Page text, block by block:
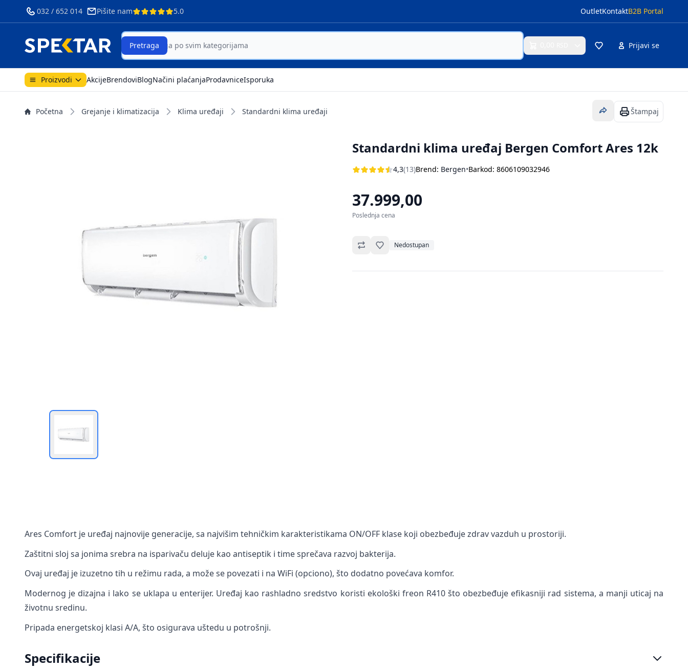
032 / 652 014 Pišite nam 5.0 OutletKontaktB2B Portal
Prijavi se
Search
Pretraga
Proizvodi AkcijeBrendoviBlogNačini plaćanjaProdavniceIsporuka
Početna Grejanje i klimatizacija Klima uređaji Standardni klima uređaji Štampaj
Standardni klima uređaj Bergen Comfort Ares 12k
4,3(13)Brend: Bergen•Barkod: 8606109032946
37.999,00
Poslednja cena
Omiljeno
Nedostupan
Ares Comfort je uređaj najnovije generacije, sa najvišim tehničkim karakteristikama ON/OFF klase koji obezbeđuje zdrav vazduh u prostoriji.
Zaštitni sloj sa jonima srebra na isparivaču deluje kao antiseptik i time sprečava razvoj bakterija.
Ovaj uređaj je izuzetno tih u režimu rada, a može se povezati i na WiFi (opciono), što dodatno povećava komfor.
Modernog je dizajna i lako se uklapa u enterijer. Uređaj kao rashladno sredstvo koristi ekološki freon R410 što obezbeđuje efikasniji rad sistema, a manji uticaj na
životnu sredinu.
Pripada energetskoj klasi A/A, što osigurava uštedu u potrošnji.
Specifikacije